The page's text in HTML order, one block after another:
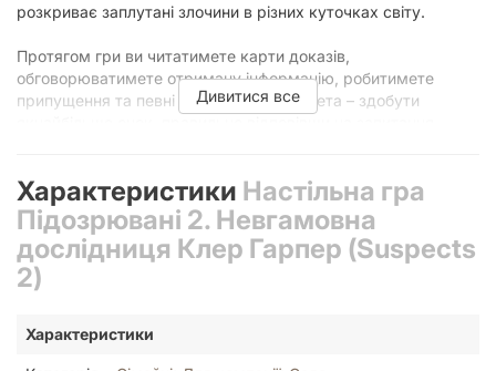
розкриває заплутані злочини в різних куточках світу.
Протягом гри ви читатимете карти доказів,
обговорюватимете отриману інформацію, робитимете
припущення та певні висновки. Ваша мета – здобути
друга частина серії, що перенесе учасників у різні періоди
життя детективки. Вона містить три справи – «Сльози
Шекспіра», «Доправлений мертвим» і «Таємниця леді з
озера». Також ви можете замовити першу частину серії
«Підозрювані. За справу береться Клер Гарпер».
на ігри «Детектив. Сучасне розслідування» та «Дюна.
Таємниці Домів», а також на серію «Шерлок».
Дивитися все
Характеристики Настільна гра
Підозрювані 2. Невгамовна
дослідниця Клер Гарпер (Suspects
2)
Характеристики